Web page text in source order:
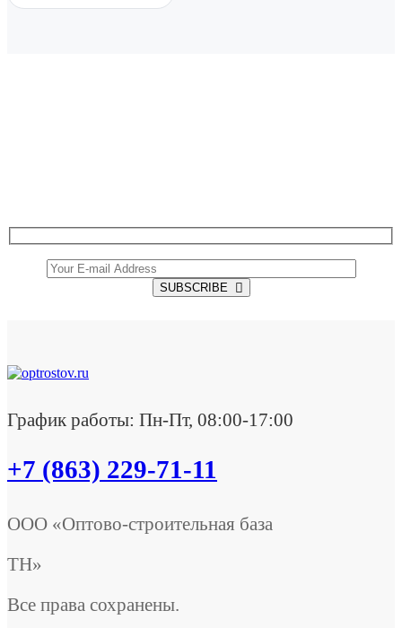
SUBSCRIBE
График работы: Пн-Пт, 08:00-17:00
+7 (863) 229-71-11
ООО «Оптово-строительная база
ТН»
Все права сохранены.